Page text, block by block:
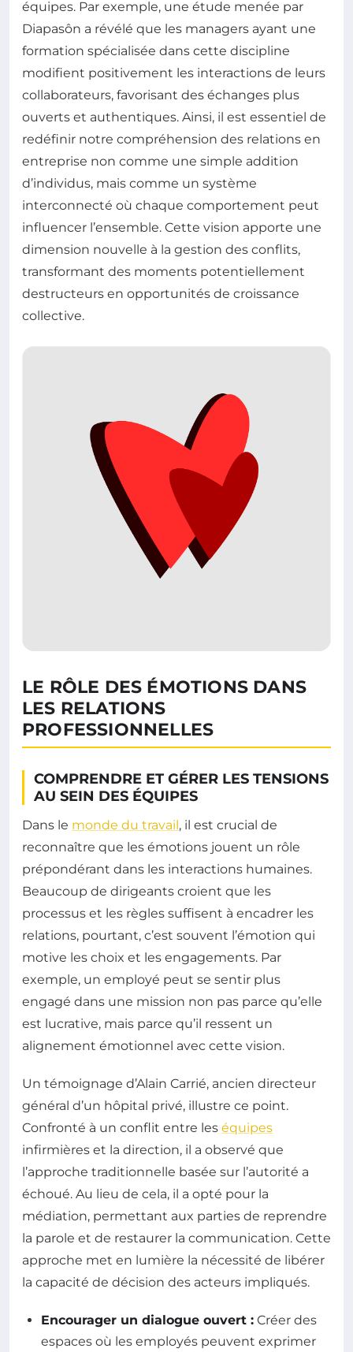
équipes. Par exemple, une étude menée par
Diapasôn a révélé que les managers ayant une
formation spécialisée dans cette discipline
modifient positivement les interactions de leurs
collaborateurs, favorisant des échanges plus
ouverts et authentiques. Ainsi, il est essentiel de
redéfinir notre compréhension des relations en
entreprise non comme une simple addition
d’individus, mais comme un système
interconnecté où chaque comportement peut
influencer l’ensemble. Cette vision apporte une
dimension nouvelle à la gestion des conflits,
transformant des moments potentiellement
destructeurs en opportunités de croissance
collective.
LE RÔLE DES ÉMOTIONS DANS
LES RELATIONS
PROFESSIONNELLES
COMPRENDRE ET GÉRER LES TENSIONS
AU SEIN DES ÉQUIPES
Dans le monde du travail, il est crucial de
reconnaître que les émotions jouent un rôle
prépondérant dans les interactions humaines.
Beaucoup de dirigeants croient que les
processus et les règles suffisent à encadrer les
relations, pourtant, c’est souvent l’émotion qui
motive les choix et les engagements. Par
exemple, un employé peut se sentir plus
engagé dans une mission non pas parce qu’elle
est lucrative, mais parce qu’il ressent un
alignement émotionnel avec cette vision.
Un témoignage d’Alain Carrié, ancien directeur
général d’un hôpital privé, illustre ce point.
Confronté à un conflit entre les équipes
infirmières et la direction, il a observé que
l’approche traditionnelle basée sur l’autorité a
échoué. Au lieu de cela, il a opté pour la
médiation, permettant aux parties de reprendre
la parole et de restaurer la communication. Cette
approche met en lumière la nécessité de libérer
la capacité de décision des acteurs impliqués.
Encourager un dialogue ouvert : Créer des
espaces où les employés peuvent exprimer